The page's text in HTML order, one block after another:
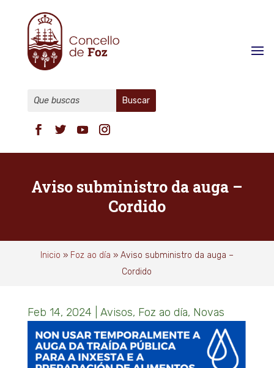
Aviso subministro da auga –
Cordido
Inicio » Foz ao día » Aviso subministro da auga –
Cordido
Feb 14, 2024 Avisos, Foz ao día, Novas